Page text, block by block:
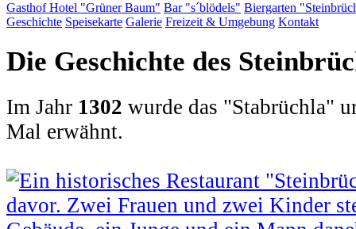
Gasthof Hotel "Grüner Baum" Bar "s´blödels" Biergarten
Geschichte Speisekarte Galerie Freizeit & Umgebung Kontakt
Die Geschichte des
Im Jahr 1302 wurde das "Stabrüchla"
Mal erwähnt.